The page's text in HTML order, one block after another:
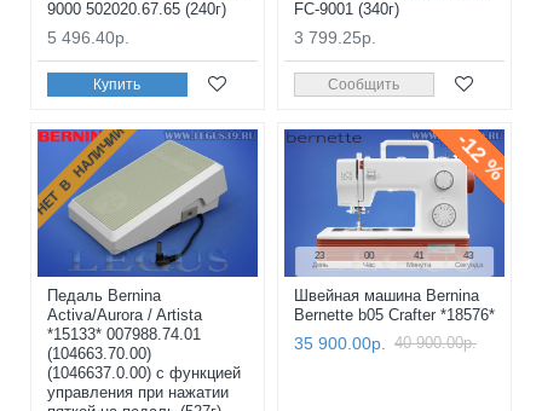
9000 502020.67.65 (240г)
5 496.40р.
Купить
FC-9001 (340г)
3 799.25р.
Сообщить
НЕТ В НАЛИЧИИ
Педаль Bernina
Activa/Aurora / Artista
*15133* 007988.74.01
(104663.70.00)
(1046637.0.00) с функцией
управления при нажатии
-12 %
23
День
00
Час
41
Минута
42
Секунда
Швейная машина Bernina
Bernette b05 Crafter *18576*
35 900.00р. 40 900.00р.